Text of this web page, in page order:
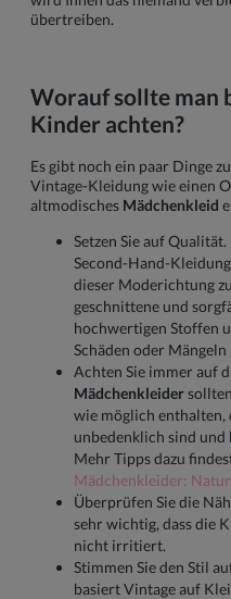
übertreiben.
Worauf sollte man
Kinder achten?
Es gibt noch ein paar Dinge
Vintage-Kleidung wie einen
altmodisches Mädchenkleid
Setzen Sie auf
Second-Hand-
dieser Moderichtung
geschnittene und
hochwertigen Stoffen
Schäden oder
Achten Sie immer auf
Mädchenkleider
wie möglich
unbedenklich sind und
Mehr Tipps dazu
Mädchenkleider:
Überprüfen Sie die
sehr wichtig, dass die
nicht irritiert.
Stimmen Sie den Stil
basiert Vintage auf